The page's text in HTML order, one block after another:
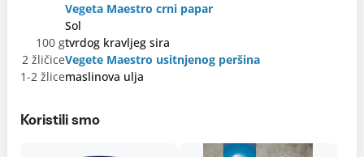
Vegeta Maestro crni papar
Sol
100 gtvrdog kravljeg sira
2 žličiceVegete Maestro usitnjenog peršina
1-2 žlicemaslinova ulja
Koristili smo